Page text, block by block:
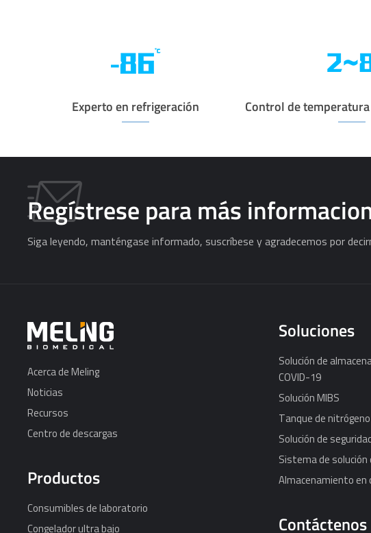
Experto en refrigeración Control de
Regístrese para más
Siga leyendo, manténgase informado, suscríbese y agradecemos por
Acerca de Meling
Noticias
Recursos
Centro de descargas
Productos
Consumibles de laboratorio
Congelador ultra bajo
Soluciones
Solución de
COVID-19
Solución MIBS
Tanque de
Solución de
Sistema de solución
Almacenamiento en
Contáctenos